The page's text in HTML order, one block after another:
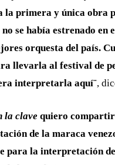
la primera y única obra
se había estrenado en
orquesta del país.
llevarla al festival de
interpretarla aquí¨,
la clave quiero compartir
de la maraca
para la interpretación